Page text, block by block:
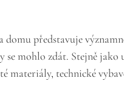
domu představuje
se mohlo zdát. Stejně jako
materiály, technické